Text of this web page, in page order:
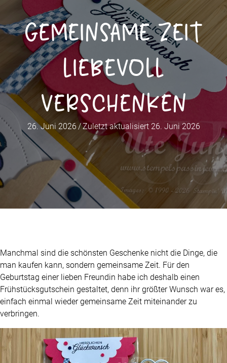
Gemeinsame Zeit
liebevoll
verschenken
26. Juni 2026 /Zuletzt aktualisiert 26. Juni 2026
Manchmal sind die schönsten Geschenke nicht die Dinge, die
man kaufen kann, sondern gemeinsame Zeit. Für den
Geburtstag einer lieben Freundin habe ich deshalb einen
Frühstücksgutschein gestaltet, denn ihr größter Wunsch war es,
einfach einmal wieder gemeinsame Zeit miteinander zu
verbringen.